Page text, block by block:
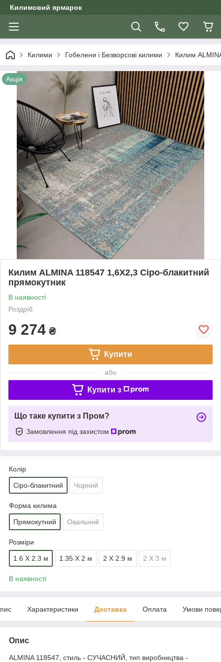
Килимовий ярмарок
Килими Гобелени і Безворсові килими Килим
Акція
Килим ALMINA 118547 1,6Х2,3 Сіро-блакитний
прямокутник
В наявності
Роздріб
9 274 ₴
Купити
або
Купити з
Що таке купити з Пром?
Замовлення під захистом
Колір
Сіро-блакитний Чорний
Форма килима
Прямокутний Овальний
Розміри
1.6 Х 2.3 м 1.35 Х 2 м 2 Х 2.9 м 2 Х 3 м
В наявності
Характеристики Доставка Оплата Умови
Опис
ALMINA 118547, стиль - СУЧАСНИЙ, тип виробництва -